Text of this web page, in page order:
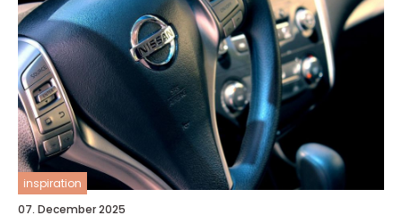
inspiration
07. December 2025